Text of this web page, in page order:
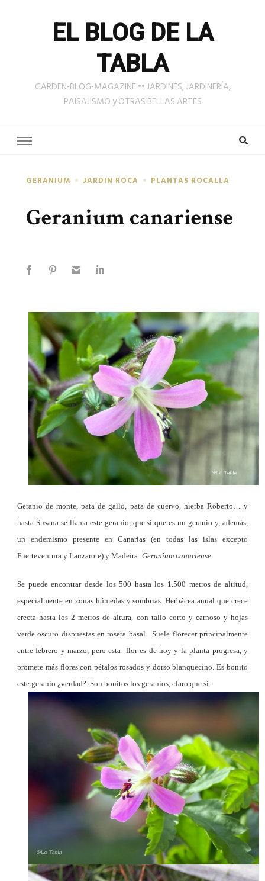
EL BLOG DE LA
TABLA
GARDEN-BLOG-MAGAZINE •• JARDINES, JARDINERÍA,
PAISAJISMO y OTRAS BELLAS ARTES
GERANIUM JARDIN ROCA PLANTAS ROCALLA
Geranium canariense
Geranio de monte, pata de gallo, pata de cuervo, hierba Roberto… y
hasta Susana se llama este geranio, que sí que es un geranio y, además,
un endemismo presente en Canarias (en todas las islas excepto
Fuerteventura y Lanzarote) y Madeira: Geranium canariense.
Se puede encontrar desde los 500 hasta los 1.500 metros de altitud,
especialmente en zonas húmedas y sombrias. Herbácea anual que crece
erecta hasta los 2 metros de altura, con tallo corto y carnoso y hojas
verde oscuro dispuestas en roseta basal. Suele florecer principalmente
entre febrero y marzo, pero esta flor es de hoy y la planta progresa, y
promete más flores con pétalos rosados y dorso blanquecino. Es bonito
este geranio ¿verdad?. Son bonitos los geranios, claro que sí.